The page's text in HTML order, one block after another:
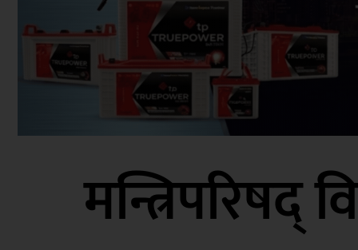
मन्त्रिपरिषद्